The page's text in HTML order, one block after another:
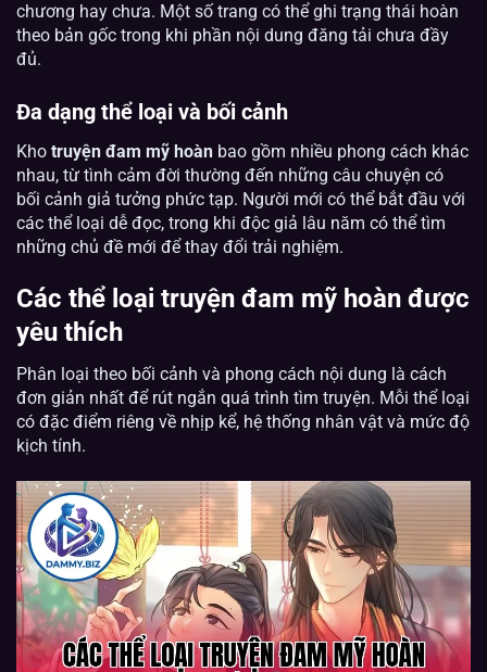
chương hay chưa. Một số trang có thể ghi trạng thái hoàn
theo bản gốc trong khi phần nội dung đăng tải chưa đầy
đủ.
Đa dạng thể loại và bối cảnh
Kho truyện đam mỹ hoàn bao gồm nhiều phong cách khác
nhau, từ tình cảm đời thường đến những câu chuyện có
bối cảnh giả tưởng phức tạp. Người mới có thể bắt đầu với
các thể loại dễ đọc, trong khi độc giả lâu năm có thể tìm
những chủ đề mới để thay đổi trải nghiệm.
Các thể loại truyện đam mỹ hoàn được
yêu thích
Phân loại theo bối cảnh và phong cách nội dung là cách
đơn giản nhất để rút ngắn quá trình tìm truyện. Mỗi thể loại
có đặc điểm riêng về nhịp kể, hệ thống nhân vật và mức độ
kịch tính.